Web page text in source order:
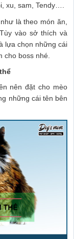
xu, sam, Tendy….
là theo món ăn,
vào sở thích và
lựa chọn những cái
cho boss nhé.
nên đặt cho mèo
những cái tên bên